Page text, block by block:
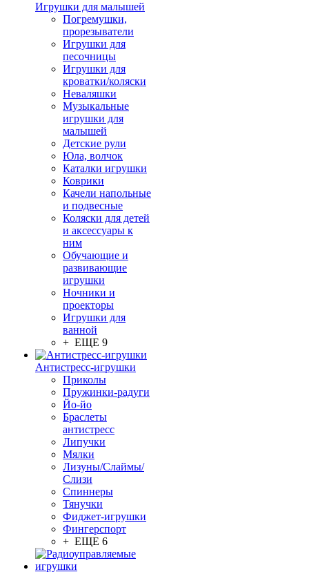
Игрушки для малышей
Погремушки,
прорезыватели
Игрушки для
песочницы
Игрушки для
кроватки/коляски
Неваляшки
Музыкальные
игрушки для
малышей
Детские рули
Юла, волчок
Каталки игрушки
Коврики
Качели напольные
и подвесные
Коляски для детей
и аксессуары к
ним
Обучающие и
развивающие
игрушки
Ночники и
проекторы
Игрушки для
ванной
+ ЕЩЕ 9
Антистресс-игрушки
Приколы
Пружинки-радуги
Йо-йо
Браслеты
антистресс
Липучки
Мялки
Лизуны/Слаймы/
Слизи
Спиннеры
Тянучки
Фиджет-игрушки
Фингерспорт
+ ЕЩЕ 6